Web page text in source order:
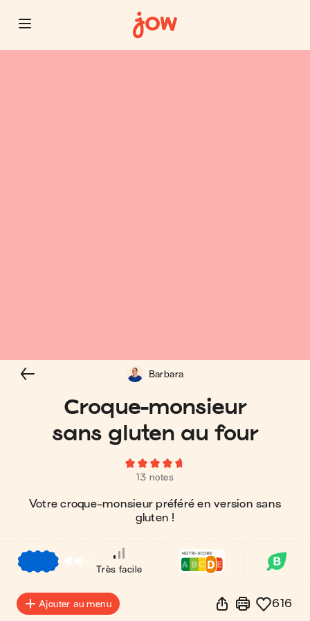
Croque-monsieur
sans gluten au four
13 notes
Votre croque-monsieur préféré en version sans
gluten !
Barbara
€€
Très facile
Ajouter au menu 616